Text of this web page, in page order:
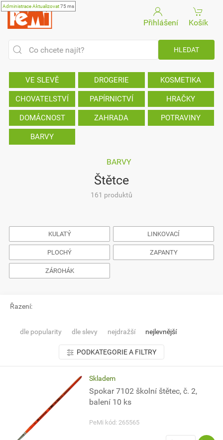
AdministraceAktualizovat75 ms
Přihlášení Košík
VE SLEVĚ DROGERIE KOSMETIKA
CHOVATELSTVÍ PAPÍRNICTVÍ HRAČKY
DOMÁCNOST ZAHRADA POTRAVINY
BARVY
BARVY
Štětce
161 produktů
KULATÝ LINKOVACÍ
PLOCHÝ ZAPANTY
ZÁROHÁK
Řazení:
dle popularity dle slevy nejdražší nejlevnější
PODKATEGORIE A FILTRY
Skladem
Spokar 7102 školní štětec, č. 2,
balení 10 ks
PeMi kód: 265565